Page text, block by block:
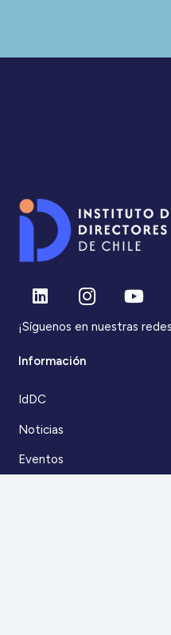
¡Síguenos en nuestras
Información
IdDC
Noticias
Eventos